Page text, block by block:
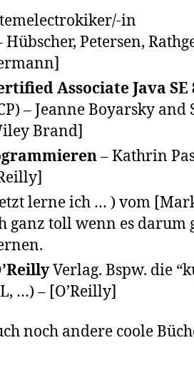
in
Petersen,
Associate Java SE
– Jeanne Boyarsky and
Brand]
– Kathrin
lerne ich … ) vom
ganz toll wenn es darum
Verlag. Bspw. die
…) – [O’Reilly]
noch andere coole